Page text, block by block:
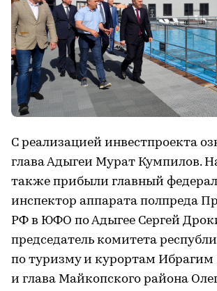
С реализацией инвестпроекта
глава Адыгеи Мурат Кумпилов.
также прибыли главный
инспектор аппарата полпреда
РФ в ЮФО по Адыгее Сергей
председатель комитета
по туризму и курортам Ибрагим
и глава Майкопского района